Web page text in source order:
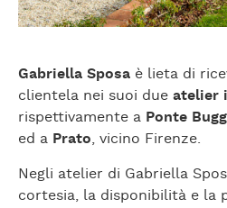
Gabriella Sposa è lieta di
clientela nei suoi due atelier
rispettivamente a Ponte
ed a Prato, vicino Firenze.
Negli atelier di Gabriella
cortesia, la disponibilità e la